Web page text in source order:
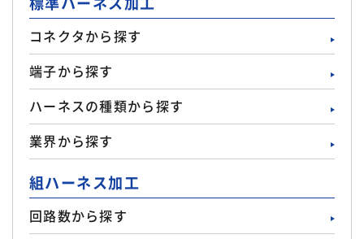
コネクタから探す
端子から探す
ハーネスの種類から探す
業界から探す
組ハーネス加工
回路数から探す